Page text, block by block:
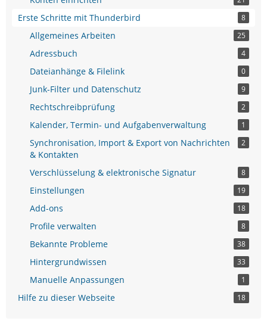
Erste Schritte mit Thunderbird 8
Allgemeines Arbeiten 25
Adressbuch 4
Dateianhänge & Filelink 0
Junk-Filter und Datenschutz 9
Rechtschreibprüfung 2
Kalender, Termin- und Aufgabenverwaltung 1
Synchronisation, Import & Export von Nachrichten
& Kontakten
2
Verschlüsselung & elektronische Signatur 8
Einstellungen 19
Add-ons 18
Profile verwalten 8
Bekannte Probleme 38
Hintergrundwissen 33
Manuelle Anpassungen 1
Hilfe zu dieser Webseite 18